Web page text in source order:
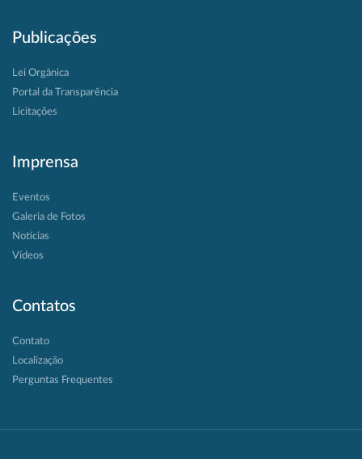
Publicações
Lei Orgânica
Portal da Transparência
Licitações
Imprensa
Eventos
Galeria de Fotos
Notícias
Vídeos
Contatos
Contato
Localização
Perguntas Frequentes